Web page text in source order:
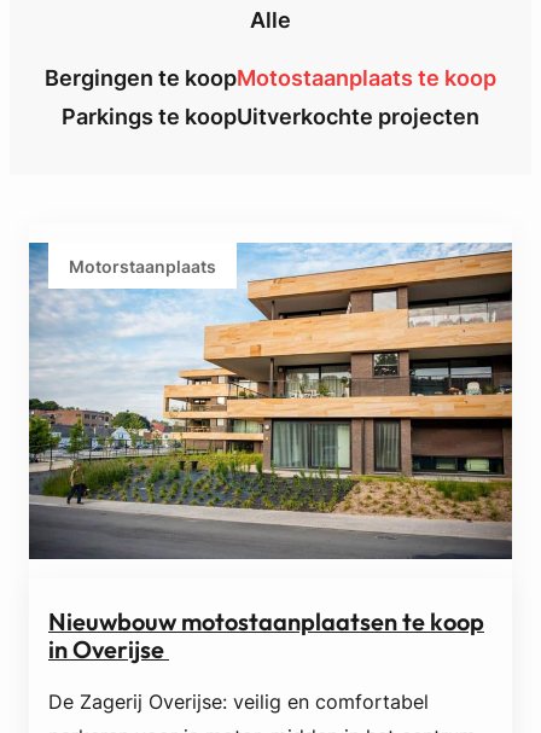
Alle
Bergingen te koopMotostaanplaats te koop
Parkings te koopUitverkochte projecten
Motorstaanplaats
Nieuwbouw motostaanplaatsen te koop
in Overijse
De Zagerij Overijse: veilig en comfortabel